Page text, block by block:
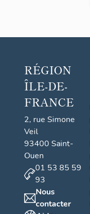
RÉGION
ÎLE-DE-
FRANCE
2, rue Simone
Veil
93400 Saint-
Ouen
01 53 85 59
93
Nous
contacter